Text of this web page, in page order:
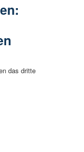
das dritte